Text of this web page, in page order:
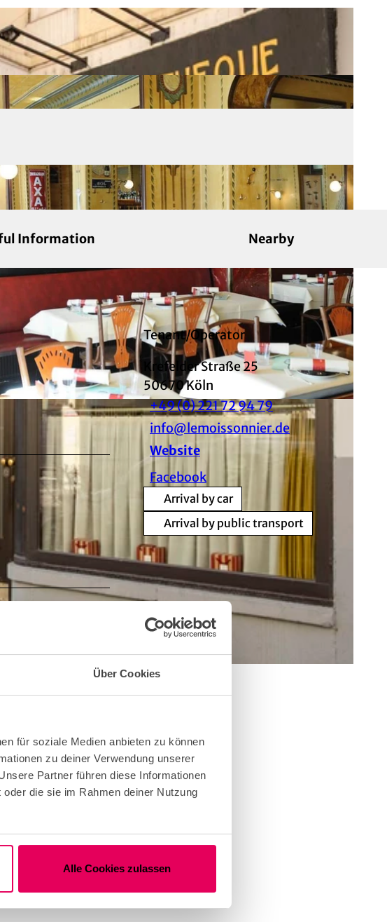
Über Cookies
für soziale Medien anbieten zu können
zu deiner Verwendung unserer
Partner führen diese Informationen
die sie im Rahmen deiner Nutzung
Alle Cookies zulassen
Information Nearby
Tenant/Operator
Krefelder Straße 25
50670Köln
+49 (0) 221 72 94 79
info@lemoissonnier.de
Website
Facebook
Arrival by car
Arrival by public transport